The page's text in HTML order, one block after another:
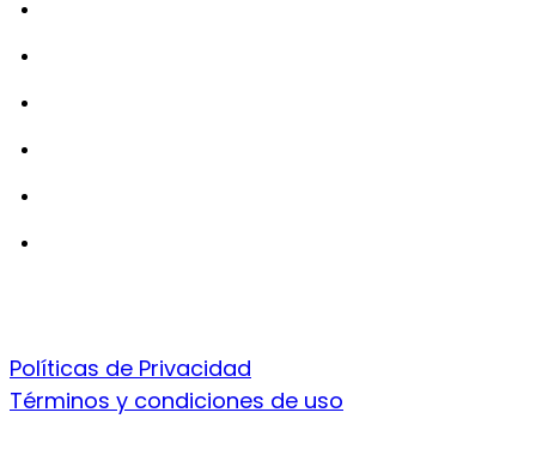
Políticas de Privacidad
Términos y condiciones de uso